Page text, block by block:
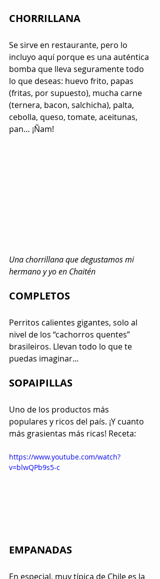
CHORRILLANA
Se sirve en restaurante, pero lo
incluyo aquí porque es una auténtica
bomba que lleva seguramente todo
lo que deseas: huevo frito, papas
(fritas, por supuesto), mucha carne
(ternera, bacon, salchicha), palta,
cebolla, queso, tomate, aceitunas,
pan… ¡Ñam!
Una chorrillana que degustamos mi
hermano y yo en Chaitén
COMPLETOS
Perritos calientes gigantes, solo al
nivel de los “cachorros quentes”
brasileiros. Llevan todo lo que te
puedas imaginar...
SOPAIPILLAS
Uno de los productos más
populares y ricos del país. ¡Y cuanto
más grasientas más ricas! Receta:
https://www.youtube.com/watch?
v=blwQPb9s5-c
EMPANADAS
En especial, muy típica de Chile es la